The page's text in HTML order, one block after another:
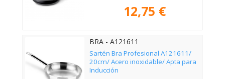
12,75 €
BRA - A121611
Sartén Bra Profesional A121611/
20cm/ Acero inoxidable/ Apta para
Inducción